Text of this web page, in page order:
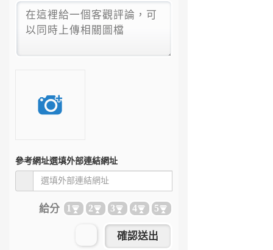
參考網址選填外部連結網址
給分 1 2 3 4 5